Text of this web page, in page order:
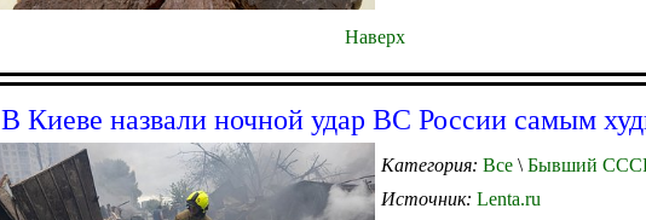
Наверх
В Киеве назвали ночной удар ВС России самым
Категория: Все \ Бывший
Источник: Lenta.ru